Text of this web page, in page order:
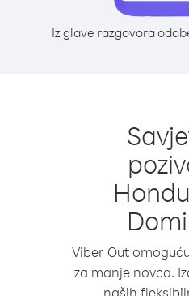
Iz glave razgovora
Viber Out
za manje novca.
naših